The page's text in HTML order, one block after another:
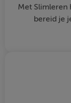
Met Slimleren
bereid je